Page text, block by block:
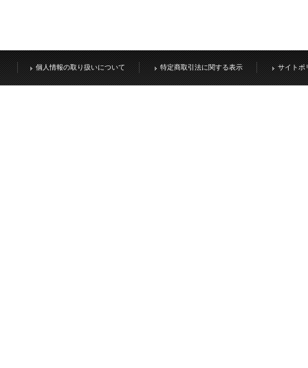
個人情報の取り扱いについて 特定商取引法に関する表示 サイトポ